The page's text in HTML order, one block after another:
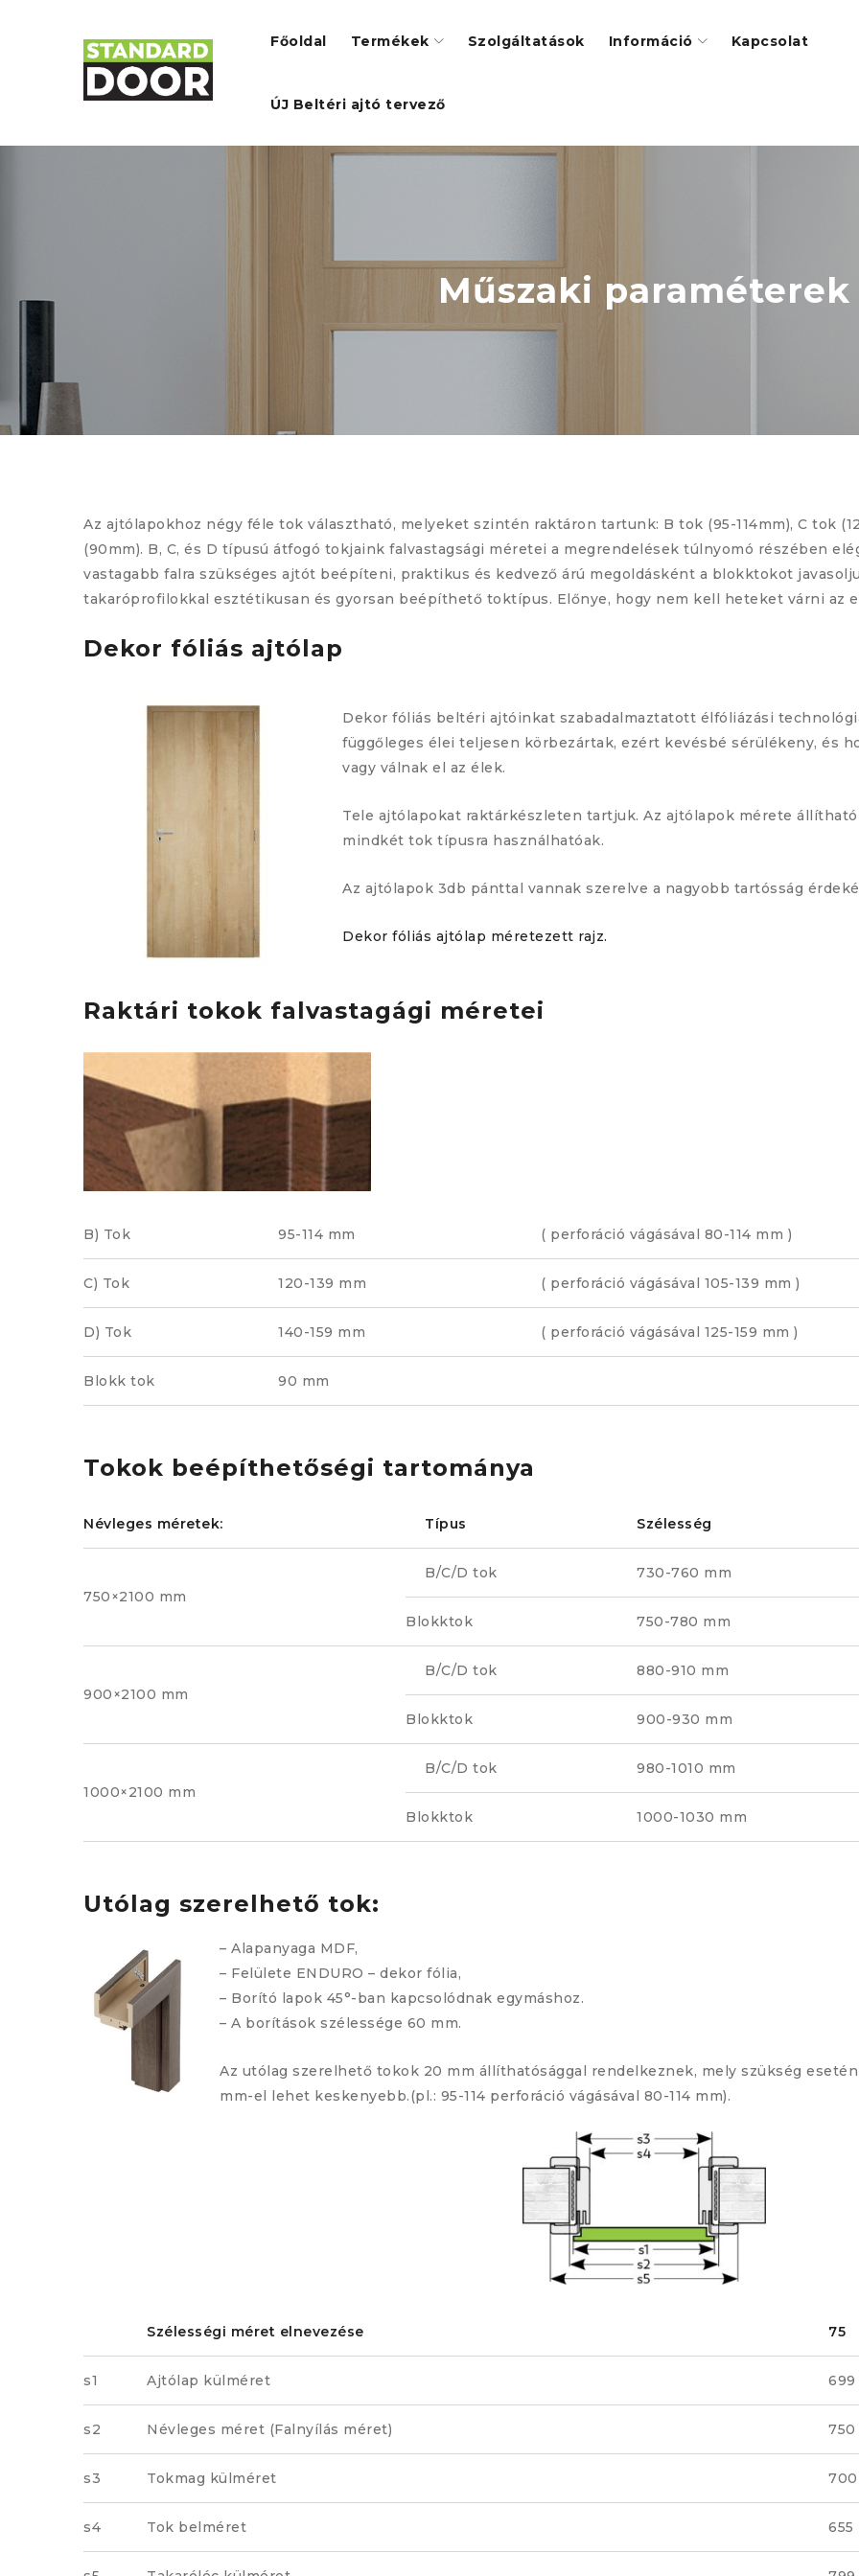
Főoldal Termékek Szolgáltatások Információ Kapcsolat
ÚJ Beltéri ajtó tervező
Műszaki paraméterek
Az ajtólapokhoz négy féle tok választható, melyeket szintén raktáron tartunk: B tok (95-114mm), C tok
(90mm). B, C, és D típusú átfogó tokjaink falvastagsági méretei a megrendelések túlnyomó részében
vastagabb falra szükséges ajtót beépíteni, praktikus és kedvező árú megoldásként a blokktokot
takaróprofilokkal esztétikusan és gyorsan beépíthető toktípus. Előnye, hogy nem kell heteket várni az
Dekor fóliás ajtólap
Dekor fóliás beltéri ajtóinkat szabadalmaztatott élfóliázási
függőleges élei teljesen körbezártak, ezért kevésbé sérülékeny, és
vagy válnak el az élek.
Tele ajtólapokat raktárkészleten tartjuk. Az ajtólapok mérete
mindkét tok típusra használhatóak.
Az ajtólapok 3db pánttal vannak szerelve a nagyobb tartósság
Dekor fóliás ajtólap méretezett rajz.
Raktári tokok falvastagági méretei
B) Tok 95-114 mm ( perforáció vágásával 80-114 mm )
C) Tok 120-139 mm ( perforáció vágásával 105-139 mm )
D) Tok 140-159 mm ( perforáció vágásával 125-159 mm )
Blokk tok 90 mm
Tokok beépíthetőségi tartománya
Névleges méretek: Típus Szélesség
750×2100 mm
B/C/D tok 730-760 mm
Blokktok 750-780 mm
900×2100 mm
B/C/D tok 880-910 mm
Blokktok 900-930 mm
1000×2100 mm
B/C/D tok 980-1010 mm
Blokktok 1000-1030 mm
Utólag szerelhető tok:
– Alapanyaga MDF,
– Felülete ENDURO – dekor fólia,
– Borító lapok 45°-ban kapcsolódnak egymáshoz.
– A borítások szélessége 60 mm.
Az utólag szerelhető tokok 20 mm állíthatósággal rendelkeznek, mely szükség
mm-el lehet keskenyebb.(pl.: 95-114 perforáció vágásával 80-114 mm).
Szélességi méret elnevezése 75
s1 Ajtólap külméret 699
s2 Névleges méret (Falnyílás méret) 750
s3 Tokmag külméret 700
s4 Tok belméret 655